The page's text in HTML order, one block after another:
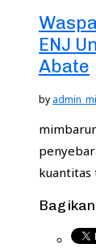
ENJ
Abate
by